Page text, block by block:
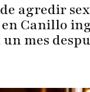
agredir
Canillo
mes